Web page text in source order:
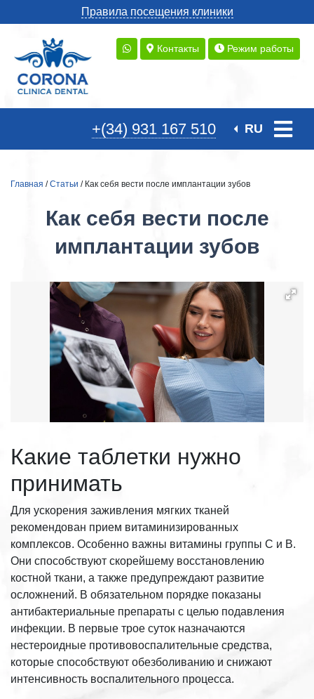
Правила посещения клиники
Контакты Режим работы
+(34) 931 167 510 RU
Главная /Статьи / Как себя вести после имплантации зубов
Как себя вести после
имплантации зубов
Какие таблетки нужно
принимать
Для ускорения заживления мягких тканей
рекомендован прием витаминизированных
комплексов. Особенно важны витамины группы С и В.
Они способствуют скорейшему восстановлению
костной ткани, а также предупреждают развитие
осложнений. В обязательном порядке показаны
антибактериальные препараты с целью подавления
инфекции. В первые трое суток назначаются
нестероидные противовоспалительные средства,
которые способствуют обезболиванию и снижают
интенсивность воспалительного процесса.